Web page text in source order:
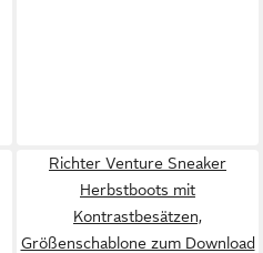
Richter Venture Sneaker
Herbstboots mit
Kontrastbesätzen,
Größenschablone zum Download